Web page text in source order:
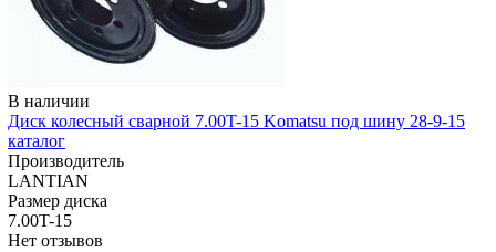
В наличии
Диск колесный сварной 7.00T-15 Komatsu под шину 28-9-15
каталог
Производитель
LANTIAN
Размер диска
7.00T-15
Нет отзывов